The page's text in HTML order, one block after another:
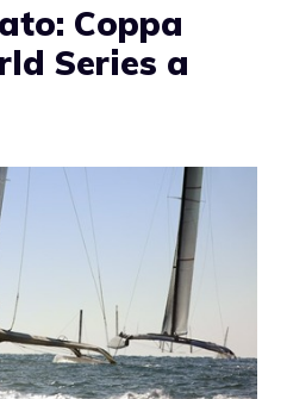
Coppa
Series a